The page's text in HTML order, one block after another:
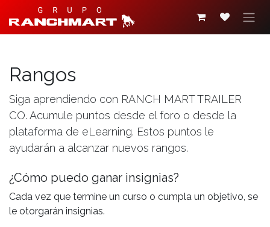
Ir al contenido
Rangos
Siga aprendiendo con RANCH MART TRAILER
CO. Acumule puntos desde el foro o desde la
plataforma de eLearning. Estos puntos le
ayudarán a alcanzar nuevos rangos.
¿Cómo puedo ganar insignias?
Cada vez que termine un curso o cumpla un objetivo, se
le otorgarán insignias.